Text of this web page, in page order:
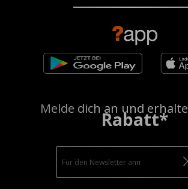
Melde dich an und erhalte
Rabatt*